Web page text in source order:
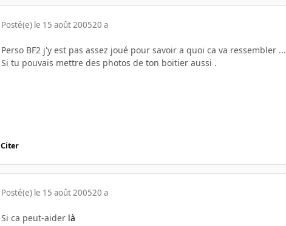
Posté(e) le 15 août 200520 a
Perso BF2 j'y est pas assez joué pour savoir a quoi ca va ressembler ...
Si tu pouvais mettre des photos de ton boitier aussi .
Citer
Posté(e) le 15 août 200520 a
Si ca peut-aider là